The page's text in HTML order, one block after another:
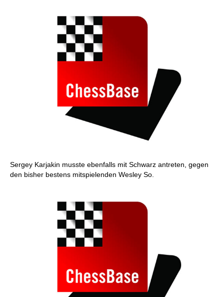
Sergey Karjakin musste ebenfalls mit Schwarz antreten, gegen
den bisher bestens mitspielenden Wesley So.